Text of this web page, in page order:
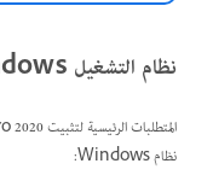
نظام التشغيل Windows
نظام Windows: